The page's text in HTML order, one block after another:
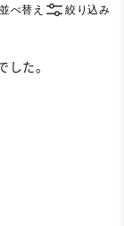
並べ替え 絞り込み
した。